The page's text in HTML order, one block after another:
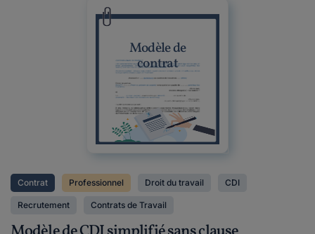
Modèle de
contrat
Contrat Professionnel Droit du travail CDI
Recrutement Contrats de Travail